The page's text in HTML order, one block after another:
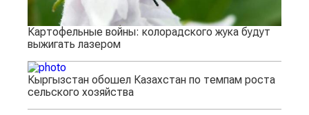
Картофельные войны: колорадского жука будут
выжигать лазером
Кыргызстан обошел Казахстан по темпам роста
сельского хозяйства